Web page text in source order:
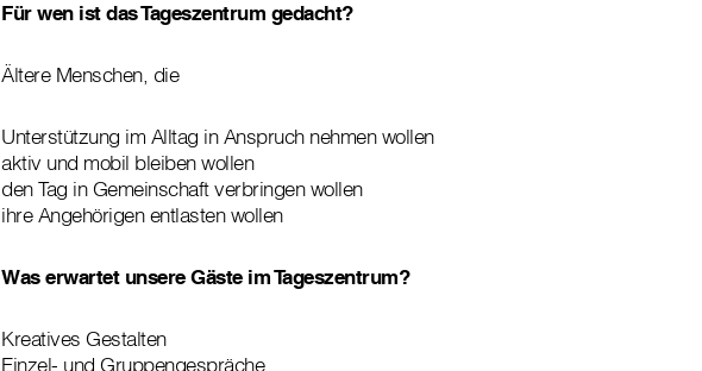
Für wen ist das Tageszentrum gedacht?
Ältere Menschen, die
Unterstützung im Alltag in Anspruch nehmen wollen
aktiv und mobil bleiben wollen
den Tag in Gemeinschaft verbringen wollen
ihre Angehörigen entlasten wollen
Was erwartet unsere Gäste im Tageszentrum?
Kreatives Gestalten
Einzel- und Gruppengespräche